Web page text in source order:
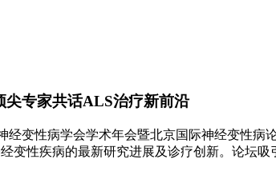
尖专家共话ALS治疗新前沿
经变性病学会学术年会暨北京国际神经变性
变性疾病的最新研究进展及诊疗创新。论坛